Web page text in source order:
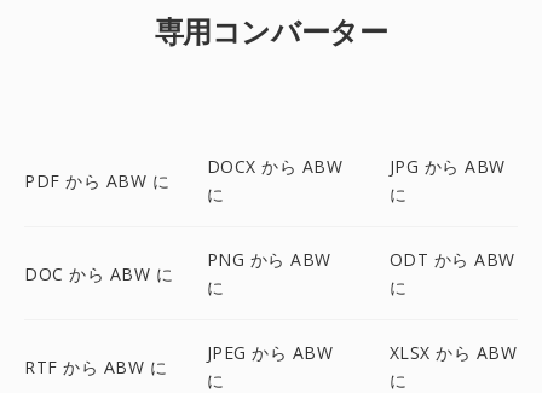
専用コンバーター
PDF から ABW に
DOCX から ABW
に
JPG から ABW
に
DOC から ABW に
PNG から ABW
に
ODT から ABW
に
RTF から ABW に
JPEG から ABW
に
XLSX から ABW
に